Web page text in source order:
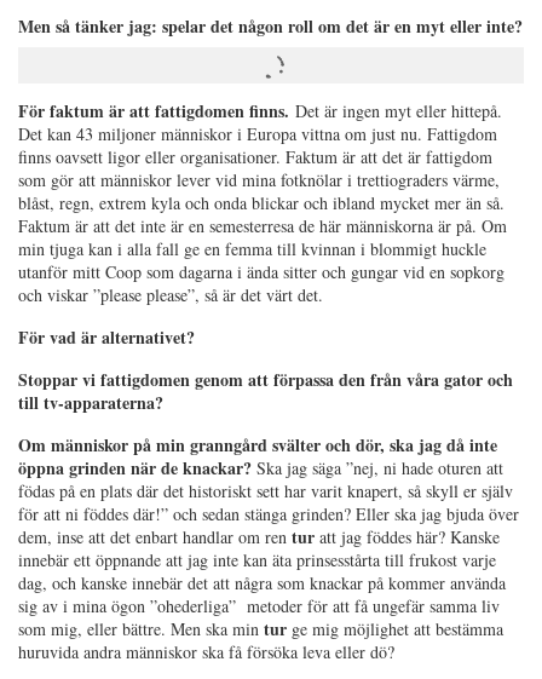
Men så tänker jag: spelar det någon roll om det är en myt eller inte?
För faktum är att fattigdomen finns. Det är ingen myt eller hittepå.
Det kan 43 miljoner människor i Europa vittna om just nu. Fattigdom
finns oavsett ligor eller organisationer. Faktum är att det är fattigdom
som gör att människor lever vid mina fotknölar i trettiograders värme,
blåst, regn, extrem kyla och onda blickar och ibland mycket mer än så.
Faktum är att det inte är en semesterresa de här människorna är på. Om
min tjuga kan i alla fall ge en femma till kvinnan i blommigt huckle
utanför mitt Coop som dagarna i ända sitter och gungar vid en sopkorg
och viskar ”please please”, så är det värt det.
För vad är alternativet?
Stoppar vi fattigdomen genom att förpassa den från våra gator och
till tv-apparaterna?
Om människor på min granngård svälter och dör, ska jag då inte
öppna grinden när de knackar? Ska jag säga ”nej, ni hade oturen att
födas på en plats där det historiskt sett har varit knapert, så skyll er själv
för att ni föddes där!” och sedan stänga grinden? Eller ska jag bjuda över
dem, inse att det enbart handlar om ren tur att jag föddes här? Kanske
innebär ett öppnande att jag inte kan äta prinsesstårta till frukost varje
dag, och kanske innebär det att några som knackar på kommer använda
sig av i mina ögon ”ohederliga” metoder för att få ungefär samma liv
som mig, eller bättre. Men ska min tur ge mig möjlighet att bestämma
huruvida andra människor ska få försöka leva eller dö?